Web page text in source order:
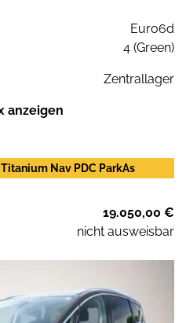
Euro6d
4 (Green)
Zentrallager
anzeigen
Nav PDC ParkAs
19.050,00 €
nicht ausweisbar